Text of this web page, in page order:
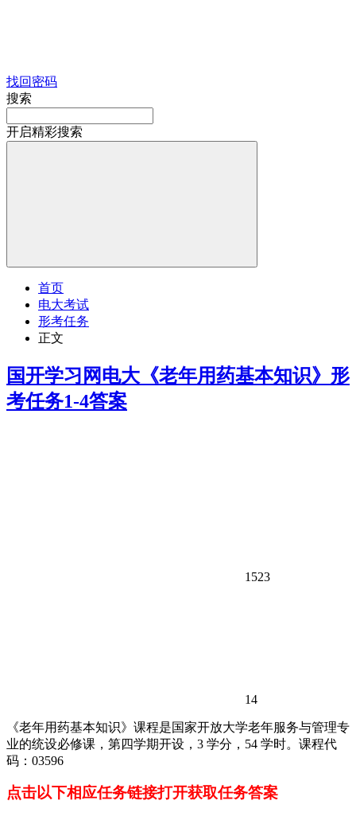
找回密码
搜索
开启精彩搜索
首页
电大考试
形考任务
正文
国开学习网电大《老年用药基本知识》形
考任务1-4答案
1523
14
《老年用药基本知识》课程是国家开放大学老年服务与管理专
业的统设必修课，第四学期开设，3 学分，54 学时。课程代
码：03596
点击以下相应任务链接打开获取任务答案